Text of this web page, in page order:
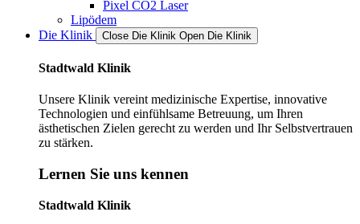
Pixel CO2 Laser
Lipödem
Die Klinik
Close Die Klinik Open Die Klinik
Stadtwald Klinik
Unsere Klinik vereint medizinische Expertise, innovative
Technologien und einfühlsame Betreuung, um Ihren
ästhetischen Zielen gerecht zu werden und Ihr Selbstvertrauen
zu stärken.
Lernen Sie uns kennen
Stadtwald Klinik